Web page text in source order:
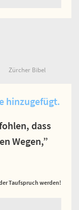
Zürcher Bibel
hinzugefügt.
dass
Wegen,”
Taufspruch werden!